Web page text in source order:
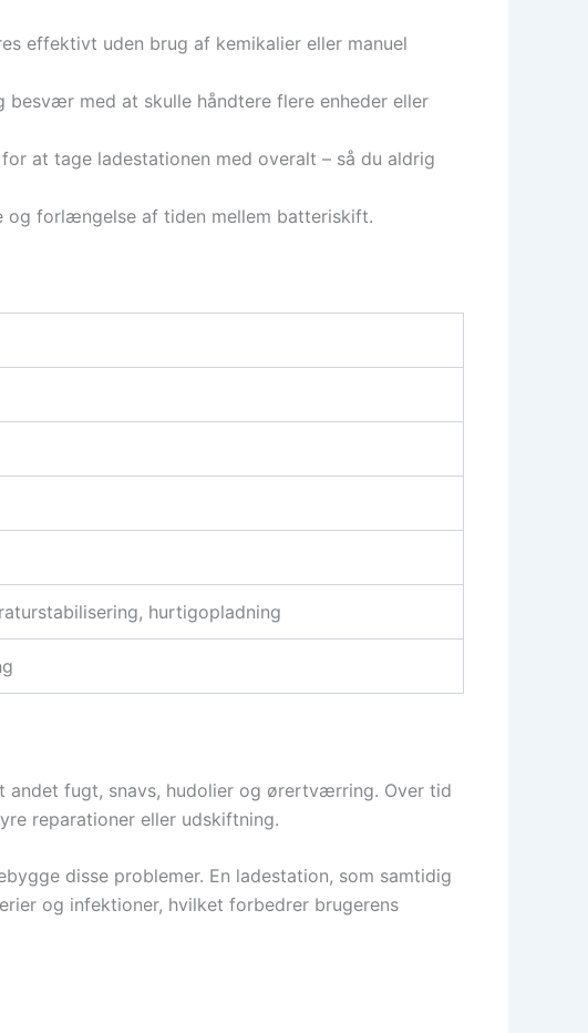
effektivt uden brug af kemikalier eller manuel
med at skulle håndtere flere enheder eller
at tage ladestationen med overalt – så du aldrig
og forlængelse af tiden mellem batteriskift.
hurtigopladning
andet fugt, snavs, hudolier og ørertværring. Over tid
reparationer eller udskiftning.
disse problemer. En ladestation, som samtidig
og infektioner, hvilket forbedrer brugerens